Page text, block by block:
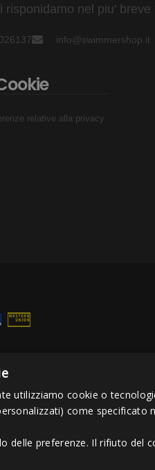
nel piu' breve
info@swimmershop.it
relative alla privacy
- P.IVA 01151030457 - REA
utilizziamo cookie o
come specificato
preferenze. Il rifiuto del